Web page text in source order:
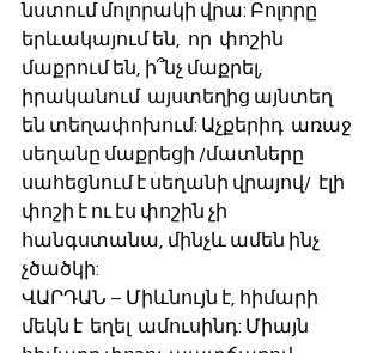
նստում մոլորակի վրա: Բոլորը
երևակայում են,  որ  փոշին
մաքրում են, ի՞նչ մաքրել,
իրականում  այստեղից այնտեղ
են տեղափոխում: Աչքերիդ  առաջ
սեղանը մաքրեցի /մատները
սահեցնում է սեղանի վրայով/  էլի
փոշի է ու էս փոշին չի
հանգստանա, մինչև ամեն ինչ
չծածկի:
ՎԱՐԴԱՆ – Միևնույն է, հիմարի
մեկն է  եղել  ամուսինդ: Միայն